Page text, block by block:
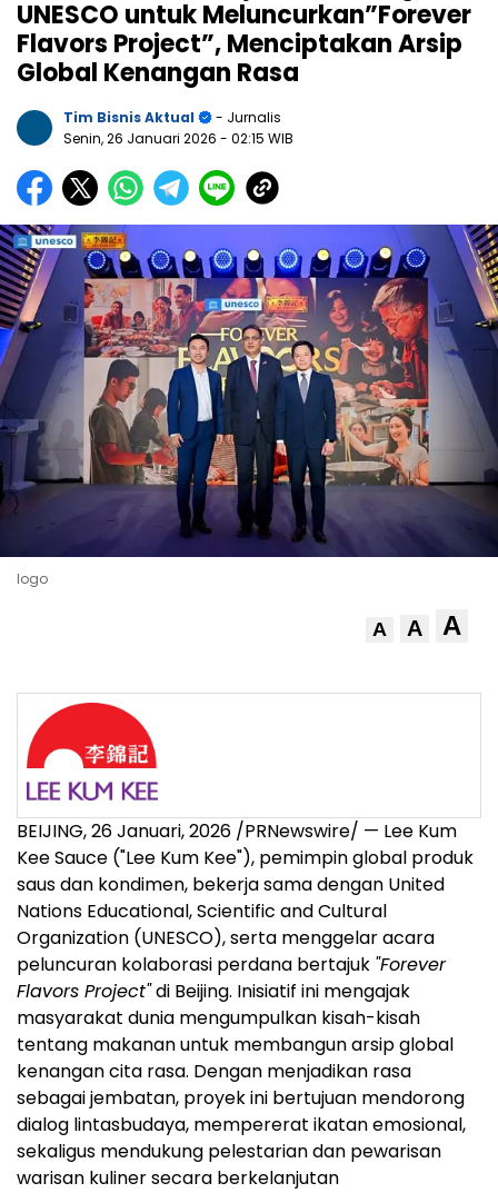
UNESCO untuk Meluncurkan”Forever
Flavors Project”, Menciptakan Arsip
Global Kenangan Rasa
Tim Bisnis Aktual
- Jurnalis
Senin, 26 Januari 2026 - 02:15 WIB
logo
A A A
BEIJING,26 Januari, 2026 /PRNewswire/ — Lee Kum
Kee Sauce ("Lee Kum Kee"), pemimpin global produk
saus dan kondimen, bekerja sama dengan United
Nations Educational, Scientific and Cultural
Organization (UNESCO), serta menggelar acara
peluncuran kolaborasi perdana bertajuk "Forever
Flavors Project"di Beijing. Inisiatif ini mengajak
masyarakat dunia mengumpulkan kisah-kisah
tentang makanan untuk membangun arsip global
kenangan cita rasa. Dengan menjadikan rasa
sebagai jembatan, proyek ini bertujuan mendorong
dialog lintasbudaya, mempererat ikatan emosional,
sekaligus mendukung pelestarian dan pewarisan
warisan kuliner secara berkelanjutan